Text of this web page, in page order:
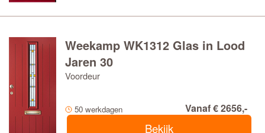
Weekamp WK1312 Glas in Lood
Jaren 30
Voordeur
50 werkdagen Vanaf € 2656,-
Bekijk